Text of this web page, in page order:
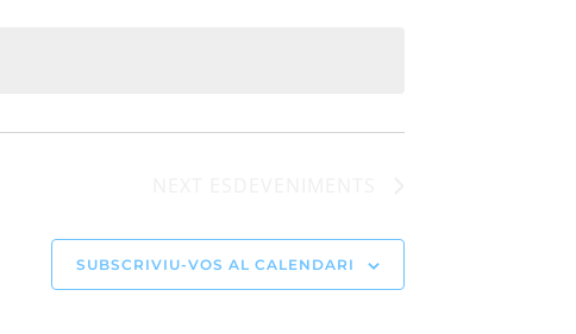
SUBSCRIVIU-VOS AL CALENDARI